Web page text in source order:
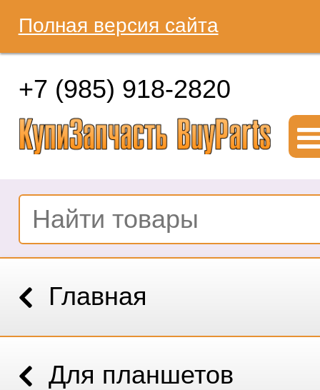
Полная версия сайта
+7 (985) 918-2820
Главная
Для планшетов